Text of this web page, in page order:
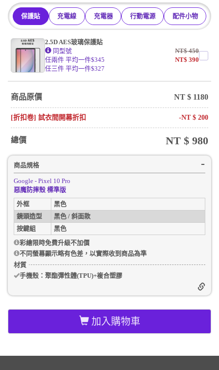
掛繩
保護貼 充電線 充電器 行動電源 配件小物
2.5D AES玻璃保護貼
同型號
任兩件 平均一件$345
任三件 平均一件$327
NT$450
NT$390
商品原價 NT $ 1180
[折扣卷] 試衣間開幕折扣 -NT $200
總價 NT $980
商品規格
Google - Pixel 10 Pro
惡魔防摔殼 標準版
外框
黑色
鏡頭造型
黑色 / 斜面款
按鍵組
黑色
彩繪限時免費升級不加價
不同螢幕顯示略有色差，以實際收到商品為準
材質
手機殼：聚酯彈性體(TPU)+複合塑膠
加入購物車